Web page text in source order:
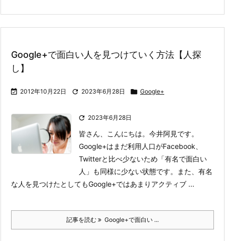
Google+で面白い人を見つけていく方法【人探
し】
 2012年10月22日  2023年6月28日  Google+
 2023年6月28日
皆さん、こんにちは。今井阿見です。
Google+はまだ利用人口がFacebook、
Twitterと比べ少ないため「有名で面白い
人」も同様に少ない状態です。また、有名
な人を見つけたとしてもGoogle+ではあまりアクティブ ...
記事を読む Google+で面白い ...